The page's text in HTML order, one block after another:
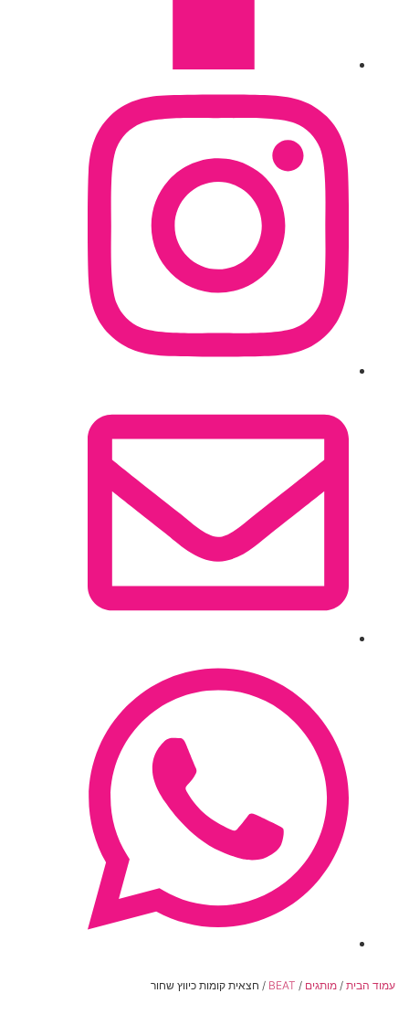
עמוד הבית / מותגים /
BEAT / חצאית קומות כיווץ שחור